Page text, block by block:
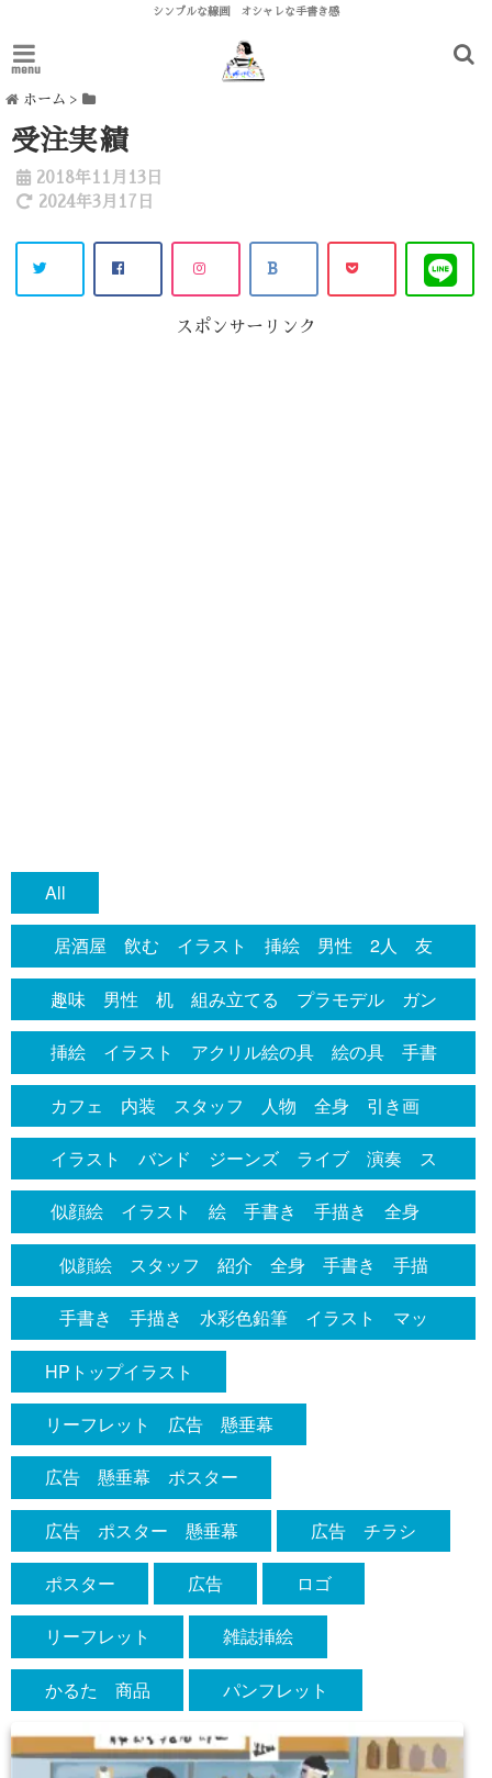
シンプルな線画 オシャレな手書き感
menu
ホーム >
受注実績
2018年11月13日
2024年3月17日
スポンサーリンク
All
居酒屋 飲む イラスト 挿絵 男性 2人 友
人 友達 飲み仲間 仲間 相談 楽しい 愉し
む 居酒屋 日本酒 酒 焼き鳥 カウンター
席 テーブル席 内装 背景あり オリジナルイ
ラスト 手書き 手描き 絵の具 線なし スタ
ッフ 店員 はちまき 店内 客 沢山 話す
挿絵 手書き 手描き メニュー 店内外観 冷
蔵ショーケース 什器 絵の具 色鉛筆画 挿
絵 絵 全身 シンプル オシャレ お洒落 庶
民的 場所 串 焼鳥 肉 福岡
趣味 男性 机 組み立てる プラモデル ガン
ダム 飛行機 部屋 座る 作業 細かい 道
具 棚 飾り棚 展示 並べる 楽しい 色ぬ
り 部品 プラモ 水彩色鉛筆 色鉛筆 アクリ
ル絵の具 絵の具 手書き 手描き 戦車 飾り
棚 作業台 作業机 イラスト 挿絵 オリジナ
ル 紹介 スタッフ プライベート 至福 時
間 空間 マニア
挿絵 イラスト アクリル絵の具 絵の具 手書
き 色鉛筆 手描き オリジナルイラスト 絵
ドライブ 青 車 ロードスター 横 全身
海 海岸 晴天 晴れ 海 ヨット 運転 女
性 スピード 疾走感 かわいい シンプル ア
ナログ 線なし 車体 走る ガードレール 流
れる景色 糸島 雲 青空
カフェ 内装 スタッフ 人物 全身 引き画
全体 広角 話す 会話 女性 ショート シャ
ツ パンツ スニーカー オシャレ お洒落 店
員 話す おしゃべり コップ テーブル ソフ
ァ デザイン シンプル 線なし 手書き 手描
き 色鉛筆 アクリル絵の具 アナログ イラス
ト 挿絵 状況 拭く カウンター 窓 棚
イラスト バンド ジーンズ ライブ 演奏 ス
テージ ライトアップ 三人 歌う ギター ベ
ース アンプ マイク 全身 弾く 手書き 手
描き 女性 男性 かわいい お洒落 線なし
オシャレ
似顔絵 イラスト 絵 手書き 手描き 全身
男性 かわいい オシャレ 写真をもとに 色鉛
筆 線なし エプロン 作業服 真正面
似顔絵 スタッフ 紹介 全身 手書き 手描
き 色鉛筆 線なし かわいい シンプル 写真
を元に 女性 人物 エプロン 笑顔 カワイ
イ
手書き 手描き 水彩色鉛筆 イラスト マッ
プ イラストマップ 建物 ビル テナント 地
図 挿絵 かわいい オシャレ お洒落 シンプ
ル 見やすい 分かりやすい
HPトップイラスト
リーフレット 広告 懸垂幕
広告 懸垂幕 ポスター
広告 ポスター 懸垂幕 広告 チラシ
ポスター 広告 ロゴ
リーフレット 雑誌挿絵
かるた 商品 パンフレット